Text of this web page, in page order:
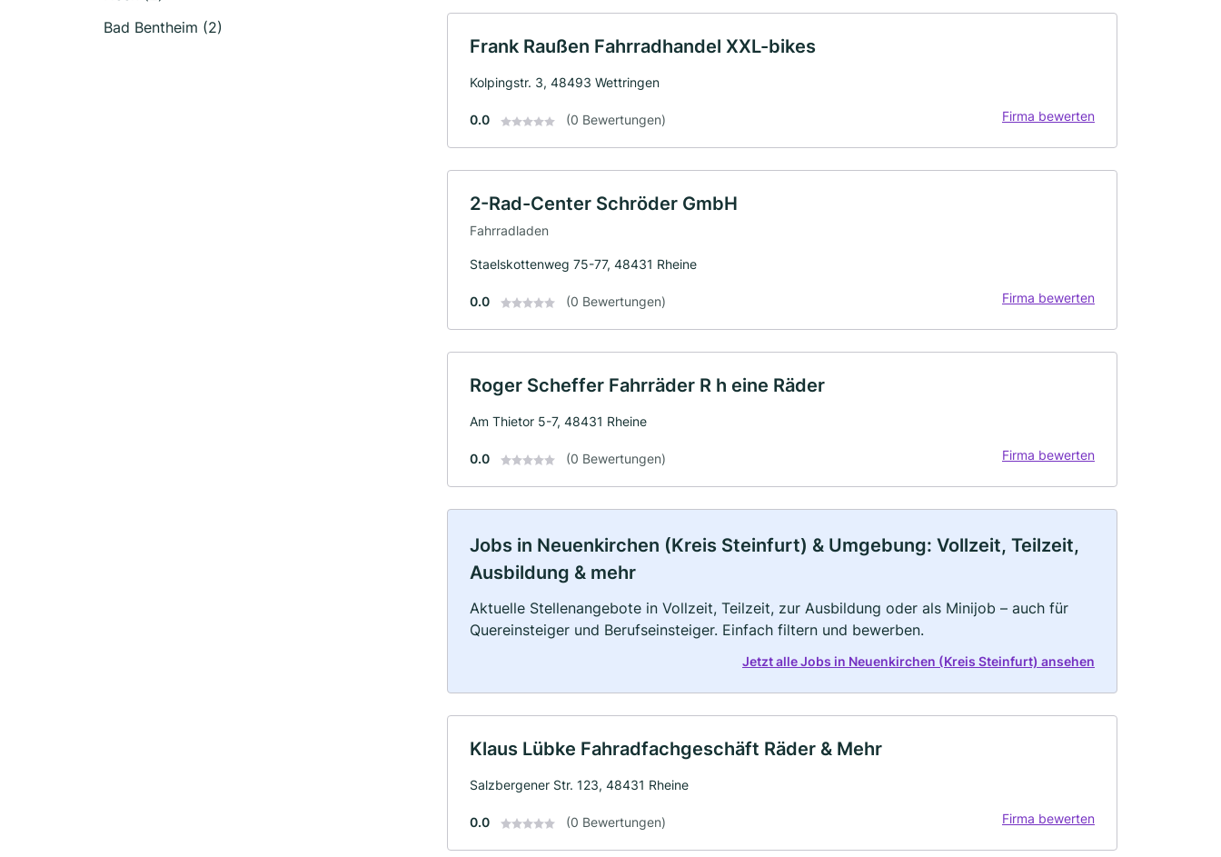
Bad Bentheim (2)
Frank Raußen Fahrradhandel XXL-bikes
Kolpingstr. 3, 48493 Wettringen
0.0 (0 Bewertungen) Firma bewerten
2-Rad-Center Schröder GmbH
Fahrradladen
Staelskottenweg 75-77, 48431 Rheine
0.0 (0 Bewertungen) Firma bewerten
Roger Scheffer Fahrräder R h eine Räder
Am Thietor 5-7, 48431 Rheine
0.0 (0 Bewertungen) Firma bewerten
Jobs in Neuenkirchen (Kreis Steinfurt) & Umgebung: Vollzeit, Teilzeit,
Ausbildung & mehr
Aktuelle Stellenangebote in Vollzeit, Teilzeit, zur Ausbildung oder als Minijob – auch für
Quereinsteiger und Berufseinsteiger. Einfach filtern und bewerben.
Jetzt alle Jobs in Neuenkirchen (Kreis Steinfurt) ansehen
Klaus Lübke Fahradfachgeschäft Räder & Mehr
Salzbergener Str. 123, 48431 Rheine
0.0 (0 Bewertungen) Firma bewerten